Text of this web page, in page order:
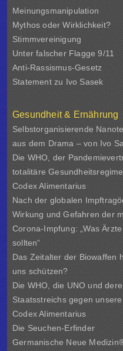
Meinungsmanipulation
Mythos oder Wirklichkeit?
Stimmvereinigung
Unter falscher Flagge 9/11
Anti-Rassismus-Gesetz
Statement zu Ivo Sasek
Gesundheit & Ernährung
Selbstorganisierende
aus dem Drama – von Ivo
Die WHO, der
totalitäre
Codex Alimentarius
Nach der globalen
Wirkung und Gefahren der
Corona-Impfung: „Was
sollten“
Das Zeitalter der Biowaffen
uns schützen?
Die WHO, die UNO und
Staatsstreichs gegen
Codex Alimentarius
Die Seuchen-Erfinder
Germanische Neue